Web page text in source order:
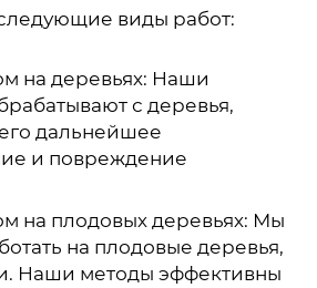
виды работ:
на деревьях: Наши
с деревья,
дальнейшее
и повреждение
на плодовых деревьях: Мы
на плодовые деревья,
Наши методы эффективны